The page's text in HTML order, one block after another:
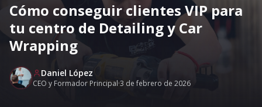
Cómo conseguir clientes VIP para
tu centro de Detailing y Car
Wrapping
Daniel López
CEO y Formador Principal·3 de febrero de 2026